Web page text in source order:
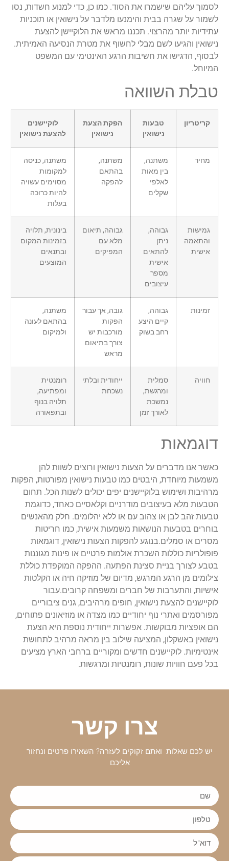
לסמוך עליהם שישמרו את הסוד. כמו כן, כדי למנוע חשדות, נסו
לשמור על שגרה בבית והימנעו מלדבר על נישואין או תוכניות
עתידיות יותר מהרצוי. תכננו מראש את הלוקיישן להצעת
נישואין והגיעו לשם מבלי לחשוף את מטרת הנסיעה האמיתית.
לבסוף, הדגישו את חשיבות הרגע האינטימי עם המשפט
המיוחל.
טבלת השוואה
קריטריון
טבעות
נישואין
הפקת הצעת
נישואין
לוקיישנים
להצעת נישואין
מחיר
משתנה,
בין מאות
לאלפי
שקלים
משתנה,
בהתאם
להפקה
משתנה, כניסה
למקומות
מסוימים עשויה
להיות כרוכה
בעלות
גמישות
והתאמה
אישית
גבוהה,
ניתן
להתאים
אישית
מספר
עיצובים
גבוהה, תיאום
מלא עם
המפיקים
בינונית, תלויה
בזמינות המקום
ובתנאים
המוצעים
זמינות
גבוהה,
קיים היצע
רחב בשוק
גובה, אך עבור
הפקות
מורכבות יש
צורך בתיאום
מראש
משתנה,
בהתאם לעונה
ולמיקום
חוויה
סמלית
ומרגשת,
נמשכת
לאורך זמן
ייחודית ובלתי
נשכחת
רומנטית
ומפתיעה,
תלויה בנוף
ובתפאורה
דוגמאות
כאשר אנו מדברים על הצעות נישואין ורוצים לשוות להן
משמעות מיוחדת, היבטים כמו טבעות נישואין מפורטות, הפקות
מרהיבות ושימוש בלוקיישנים יפים יכולים לשנות הכל. תחום
הטבעות מלא בעיצובים מודרניים וקלאסיים כאחד, כדוגמת
טבעות זהב לבן או צהוב עם או ללא יהלומים. חלק מהאנשים
בוחרים בטבעות הנושאות משמעות אישית, כמו חריטות
מסרים או סמלים.בנוגע להפקות הצעות נישואין, דוגמאות
פופולריות כוללות השכרת אולמות פרטיים או פינות מגוננות
בטבע לצורך בניית סצינת הפתעה. ההפקה המוקפדת כוללת
צילומים מן הרגע המרגש, מדיום של מוזיקה חיה או הקלטות
אישיות, והתערבות של חברים ומשפחה קרובים.עבור
לוקיישנים להצעת נישואין, חופים מרהיבים, גנים ציבוריים
מפורסמים ואתרי נוף יחודיים כמו מצדה או מוזיאונים פתוחים,
הם אופציות מבוקשות. אפשרות ייחודית נוספת היא הצעת
נישואין באשקלון, המציעה שילוב בין מראה מרהיב לתחושת
אינטימיות. לוקיישנים חדשים ומקוריים ברחבי הארץ מציעים
בכל פעם חוויות שונות, רומנטיות ומרגשות.
צרו קשר
יש לכם שאלות ואתם זקוקים לעזרה? השאירו פרטים ונחזור
אליכם